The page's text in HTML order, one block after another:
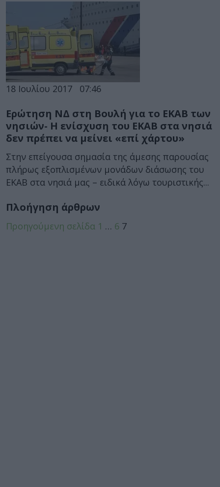
18 Ιουλίου 2017 07:46
Ερώτηση ΝΔ στη Βουλή για το ΕΚΑΒ των
νησιών- Η ενίσχυση του ΕΚΑΒ στα νησιά
δεν πρέπει να μείνει «επί χάρτου»
Στην επείγουσα σημασία της άμεσης παρουσίας
πλήρως εξοπλισμένων μονάδων διάσωσης του
ΕΚΑΒ στα νησιά μας – ειδικά λόγω τουριστικής...
Πλοήγηση άρθρων
Προηγούμενη σελίδα 1 … 6 7